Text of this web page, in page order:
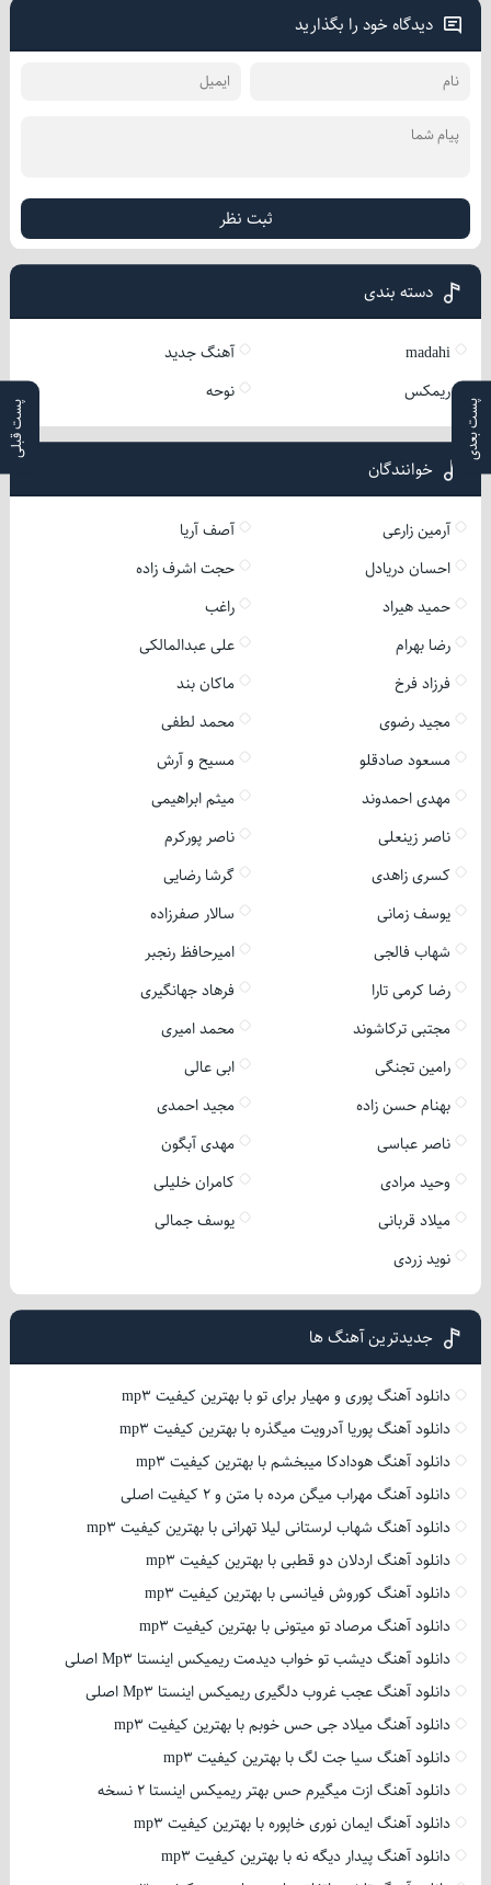
پست بعدی پست قبلی
دیدگاه خود را بگذارید
ثبت نظر
دسته بندی
madahi
آهنگ جدید
ریمکس
نوحه
خوانندگان
آرمین زارعی
آصف آریا
احسان دریادل
حجت اشرف زاده
حمید هیراد
راغب
رضا بهرام
علی عبدالمالکی
فرزاد فرخ
ماکان بند
مجید رضوی
محمد لطفی
مسعود صادقلو
مسیح و آرش
مهدی احمدوند
میثم ابراهیمی
ناصر زینعلی
ناصر پورکرم
کسری زاهدی
گرشا رضایی
یوسف زمانی
سالار صفرزاده
شهاب فالجی
امیرحافظ رنجبر
رضا کرمی تارا
فرهاد جهانگیری
مجتبی ترکاشوند
محمد امیری
رامین تجنگی
ابی عالی
بهنام حسن زاده
مجید احمدی
ناصر عباسی
مهدی آبگون
وحید مرادی
کامران خلیلی
میلاد قربانی
یوسف جمالی
نوید زردی
جدیدترین آهنگ ها
دانلود آهنگ پوری و مهیار برای تو با بهترین کیفیت mp3
دانلود آهنگ پوریا آدرویت میگذره با بهترین کیفیت mp3
دانلود آهنگ هودادکا میبخشم با بهترین کیفیت mp3
دانلود آهنگ مهراب میگن مرده با متن و 2 کیفیت اصلی
دانلود آهنگ شهاب لرستانی لیلا تهرانی با بهترین کیفیت mp3
دانلود آهنگ اردلان دو قطبی با بهترین کیفیت mp3
دانلود آهنگ کوروش فیانسی با بهترین کیفیت mp3
دانلود آهنگ مرصاد تو میتونی با بهترین کیفیت mp3
دانلود آهنگ دیشب تو خواب دیدمت ریمیکس اینستا Mp3 اصلی
دانلود آهنگ عجب غروب دلگیری ریمیکس اینستا Mp3 اصلی
دانلود آهنگ میلاد جی حس خوبم با بهترین کیفیت mp3
دانلود آهنگ سیا جت لگ با بهترین کیفیت mp3
دانلود آهنگ ازت میگیرم حس بهتر ریمیکس اینستا 2 نسخه
دانلود آهنگ ایمان نوری خاپوره با بهترین کیفیت mp3
دانلود آهنگ پیدار دیگه نه با بهترین کیفیت mp3